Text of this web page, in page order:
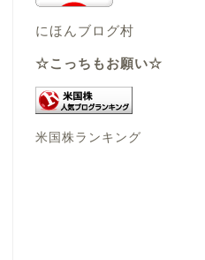
にほんブログ村
☆こっちもお願い☆
米国株ランキング